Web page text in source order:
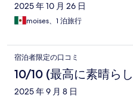
2025 年 10 月 26 日
moises、1 泊旅行
宿泊者限定の口コミ
10/10 (最高に素晴ら
2025 年 9 月 8 日